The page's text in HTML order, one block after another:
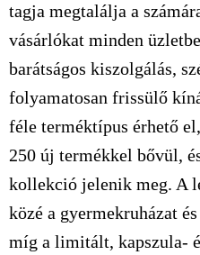
tagja megtalálja a
vásárlókat minden
barátságos kiszolgálás,
folyamatosan frissülő
féle terméktípus érhető
250 új termékkel bővül,
kollekció jelenik meg. A
közé a gyermekruházat
míg a limitált, kapszula-